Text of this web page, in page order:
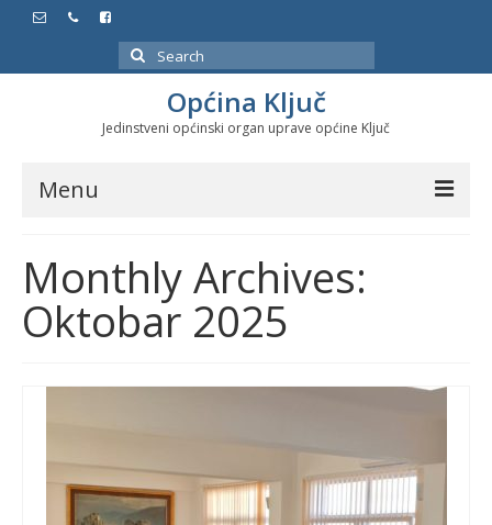
Search
for:
Općina Ključ
Jedinstveni općinski organ uprave općine Ključ
Menu
Službeni glasnici
Javne nabavke
Značajni datumi i manifestacije
Monthly Archives:
Oktobar 2025